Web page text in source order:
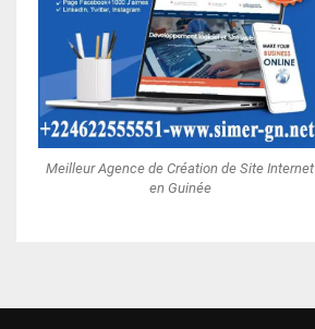
Meilleur Agence de Création de Site Internet
en Guinée